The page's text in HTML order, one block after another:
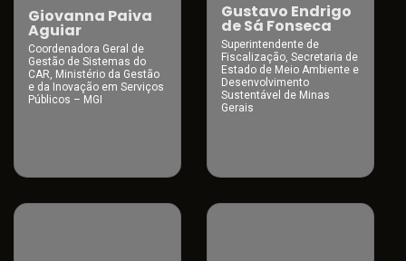
Giovanna Paiva
Aguiar
Coordenadora Geral de
Gestão de Sistemas do
CAR, Ministério da Gestão
e da Inovação em Serviços
Públicos – MGI
Gustavo Endrigo
de Sá Fonseca
Superintendente de
Fiscalização, Secretaria de
Estado de Meio Ambiente e
Desenvolvimento
Sustentável de Minas
Gerais